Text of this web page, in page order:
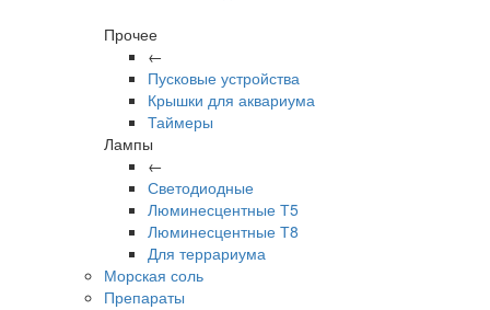
Прочее
←
Пусковые устройства
Крышки для аквариума
Таймеры
Лампы
←
Светодиодные
Люминесцентные Т5
Люминесцентные Т8
Для террариума
Морская соль
Препараты